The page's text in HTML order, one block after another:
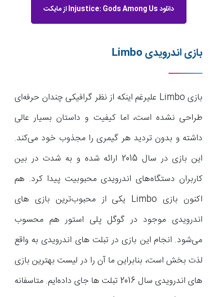
دانلود Injustice: Gods Among Us از مایکت
بازی اندرویدیLimbo
بازی Limbo علیرغم اینکه از نظر گرافیکی چندان حرفه‌ای
طراحی نشده است، اما کیفیت و داستان بسیار عالی
داشته و بدون تردید هر گیمری را مجذوب خود می‌کند.
این بازی در سال 2015 ارائه شده و به شدت در بین
کاربران دستگاه‌های اندرویدی محبوبیت پیدا کرد. هم
اکنون بازی Limbo یکی از محبوب‌ترین بازی های
اندرویدی موجود در گوگل پلی استور هم محسوب
می‌شود. انجام این بازی در تبلت های اندرویدی به واقع
لذت بخش است، بنابراین ما آن را در لیست بهترین بازی
های اندرویدی سال 2016 تبلت ها جای داده‌ایم. متاسفانه